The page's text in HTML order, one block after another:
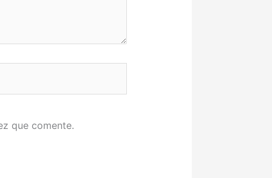
que comente.